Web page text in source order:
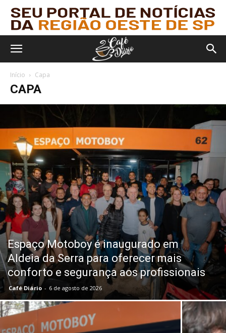
Início Capa
CAPA
Espaço Motoboy é inaugurado em
Aldeia da Serra para oferecer mais
conforto e segurança aos profissionais
Café Diário - 6 de agosto de 2026